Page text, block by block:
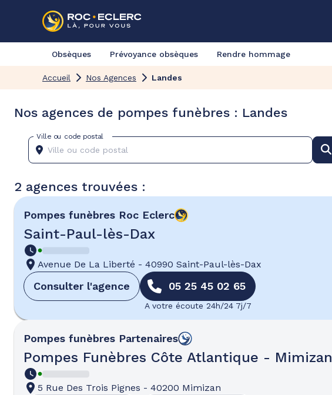
Obsèques Prévoyance obsèques Rendre hommage
Accueil Nos Agences Landes
Nos agences de pompes funèbres : Landes
Ville ou code postal
2 agences trouvées :
Pompes funèbres Roc Eclerc
Saint-Paul-lès-Dax
Avenue De La Liberté - 40990 Saint-Paul-lès-Dax
Consulter l'agence 05 25 45 02 65
A votre écoute 24h/24 7j/7
Pompes funèbres Partenaires
Pompes Funèbres Côte Atlantique - Mimizan
5 Rue Des Trois Pignes - 40200 Mimizan